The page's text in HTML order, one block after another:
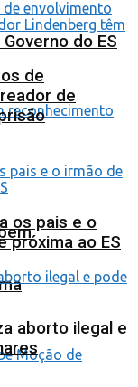
do ES
de
de
os pais e o
próxima ao ES
aborto ilegal e